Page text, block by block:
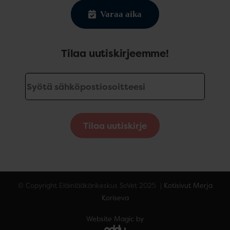
Varaa aika
Tilaa uutiskirjeemme!
Tilaa uutiskirje
© Copyright Eläinlääkärikeskus SoVet 2025 | Kotisivut Merja
Koriseva
Website Magic by